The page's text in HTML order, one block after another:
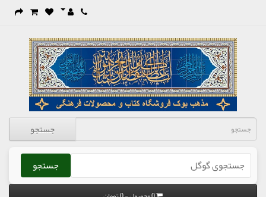
جستجو
جستجو